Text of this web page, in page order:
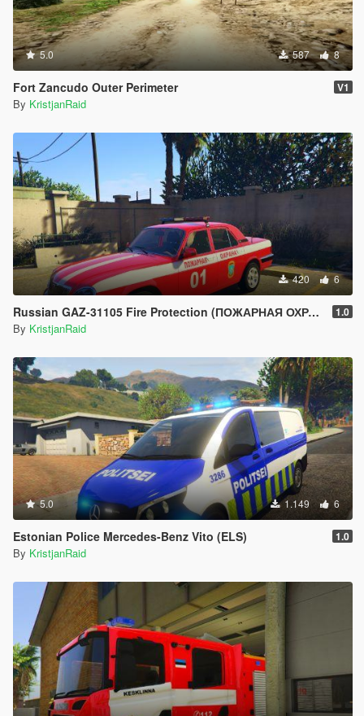
5.0 587 8
Fort Zancudo Outer Perimeter V1
By KristjanRaid
420 6
Russian GAZ-31105 Fire Protection (ПОЖАРНАЯ ОХРАНА) 1.0
By KristjanRaid
5.0 1.149 6
Estonian Police Mercedes-Benz Vito (ELS) 1.0
By KristjanRaid